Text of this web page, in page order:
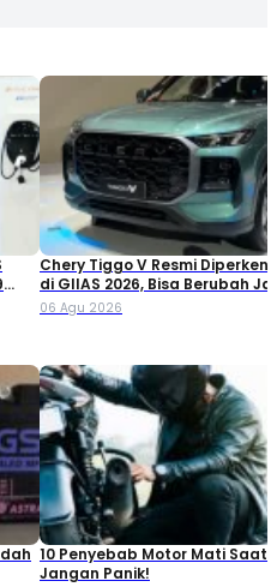
Chery Tiggo V Resmi
di GIIAS 2026, Bisa Berubah
Double Cabin
06 Agu 2026
10 Penyebab Motor Mati Saat
Jangan Panik!